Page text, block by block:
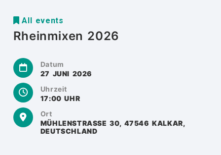
All events
Rheinmixen 2026
Datum
27 JUNI 2026
Uhrzeit
17:00 UHR
Ort
MÜHLENSTRASSE 30, 47546 KALKAR, D
EUTSCHLAND